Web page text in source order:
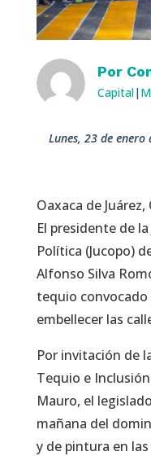
Por
Capital|
lunes, 23 de enero
Oaxaca de
El presidente de
Política (Jucopo)
Alfonso Silva
tequio
embellecer las
Por invitación de
Tequio e
Mauro, el
mañana del
y de pintura en